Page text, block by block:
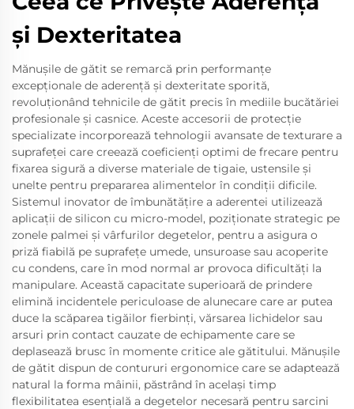
și Dexteritatea
Mănușile de gătit se remarcă prin performanțe
excepționale de aderență și dexteritate sporită,
revoluționând tehnicile de gătit precis în mediile bucătăriei
profesionale și casnice. Aceste accesorii de protecție
specializate incorporează tehnologii avansate de texturare a
suprafeței care creează coeficienți optimi de frecare pentru
fixarea sigură a diverse materiale de tigaie, ustensile și
unelte pentru prepararea alimentelor în condiții dificile.
Sistemul inovator de îmbunătățire a aderentei utilizează
aplicații de silicon cu micro-model, poziționate strategic pe
zonele palmei și vârfurilor degetelor, pentru a asigura o
priză fiabilă pe suprafețe umede, unsuroase sau acoperite
cu condens, care în mod normal ar provoca dificultăți la
manipulare. Această capacitate superioară de prindere
elimină incidentele periculoase de alunecare care ar putea
duce la scăparea tigăilor fierbinți, vărsarea lichidelor sau
arsuri prin contact cauzate de echipamente care se
deplasează brusc în momente critice ale gătitului. Mănușile
de gătit dispun de contururi ergonomice care se adaptează
natural la forma mâinii, păstrând în același timp
flexibilitatea esențială a degetelor necesară pentru sarcini